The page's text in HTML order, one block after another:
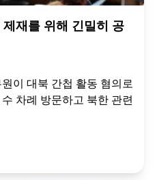
재를 위해 긴밀히 공
이 대북 간첩 활동 혐의로
차례 방문하고 북한 관련